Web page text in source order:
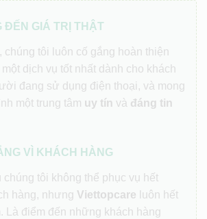
ĐẾN GIÁ TRỊ THẬT
, chúng tôi luôn cố gắng hoàn thiện
dịch vụ tốt nhất dành cho khách
đang sử dụng điện thoại, và mong
một trung tâm uy tín và đáng tin
VÌ KHÁCH HÀNG
tôi không thể phục vụ hết
hàng, nhưng Viettopcare luôn hết
Là điểm đến những khách hàng